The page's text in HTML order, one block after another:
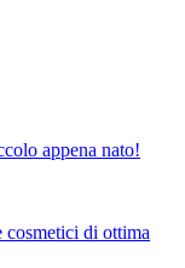
appena nato!
di ottima